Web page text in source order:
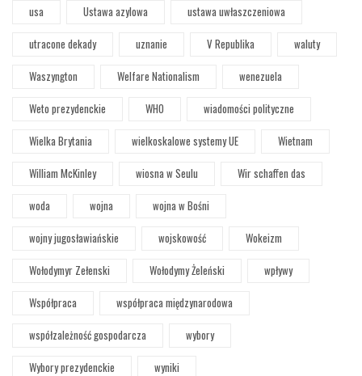
usa
Ustawa azylowa
ustawa uwłaszczeniowa
utracone dekady
uznanie V Republika
waluty
Waszyngton
Welfare Nationalism
wenezuela
Weto prezydenckie
WHO
wiadomości polityczne
Wielka Brytania
wielkoskalowe systemy UE
Wietnam
William McKinley
wiosna w Seulu
Wir schaffen das
woda
wojna
wojna w Bośni
wojny jugosławiańskie
wojskowość
Wokeizm
Wołodymyr Zełenski
Wołodymy Żeleński
wpływy
Współpraca
współpraca międzynarodowa
współzależność gospodarcza
wybory
Wybory prezydenckie
wyniki